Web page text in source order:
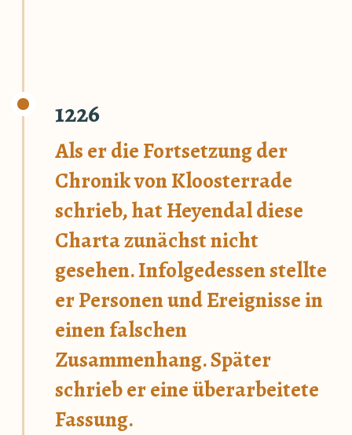
1226
Als er die Fortsetzung der
Chronik von Kloosterrade
schrieb, hat Heyendal diese
Charta zunächst nicht
gesehen. Infolgedessen stellte
er Personen und Ereignisse in
einen falschen
Zusammenhang. Später
schrieb er eine überarbeitete
Fassung.